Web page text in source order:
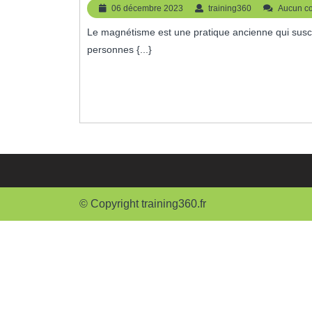
Magnétisme
Énergétiques
06 décembre 2023
06
décembre
2023
training360 training360
Aucun
Le magnétisme est une pratique ancienne qui suscite un intérêt croissant de nos jours. De plus en plus de
personnes {...}
© Copyright training360.fr